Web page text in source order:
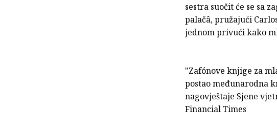
sestra suočit će se sa
palačâ, pružajući
jednom privući kako
"Zafónove knjige za
postao međunarodna
nagovještaje Sjene
Financial Times